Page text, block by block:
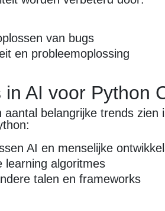
van bugs
en probleemoplossing
AI voor Python
belangrijke trends zien
AI en menselijke
learning algoritmes
talen en frameworks